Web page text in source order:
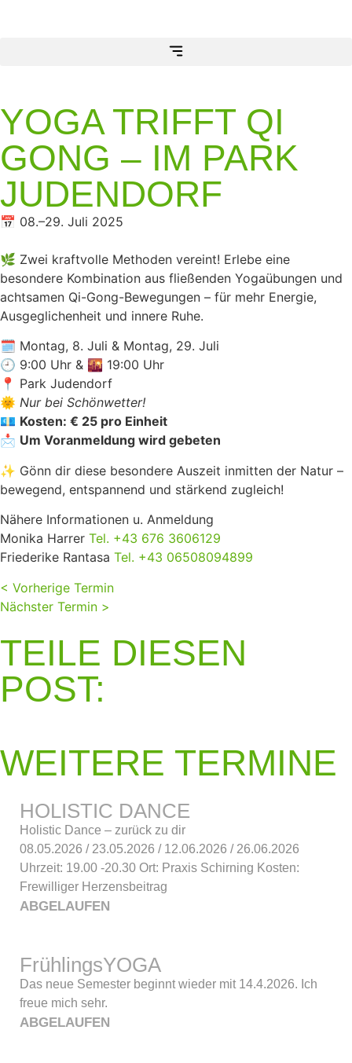
YOGA TRIFFT QI
GONG – IM PARK
JUDENDORF
📅 08.–29. Juli 2025
🌿 Zwei kraftvolle Methoden vereint! Erlebe eine
besondere Kombination aus fließenden Yogaübungen und
achtsamen Qi-Gong-Bewegungen – für mehr Energie,
Ausgeglichenheit und innere Ruhe.
🗓️ Montag, 8. Juli & Montag, 29. Juli
🕘 9:00 Uhr & 🌇 19:00 Uhr
📍 Park Judendorf
🌞 Nur bei Schönwetter!
💶 Kosten: € 25 pro Einheit
📩 Um Voranmeldung wird gebeten
✨ Gönn dir diese besondere Auszeit inmitten der Natur –
bewegend, entspannend und stärkend zugleich!
Nähere Informationen u. Anmeldung
Monika Harrer Tel. +43 676 3606129
Friederike Rantasa Tel. +43 06508094899
< Vorherige Termin
Nächster Termin >
TEILE DIESEN
POST:
WEITERE TERMINE
HOLISTIC DANCE
Holistic Dance – zurück zu dir
08.05.2026 / 23.05.2026 / 12.06.2026 / 26.06.2026
Uhrzeit: 19.00 -20.30 Ort: Praxis Schirning Kosten:
Frewilliger Herzensbeitrag
ABGELAUFEN
FrühlingsYOGA
Das neue Semester beginnt wieder mit 14.4.2026. Ich
freue mich sehr.
ABGELAUFEN